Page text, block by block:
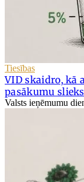
Tiesības
VID skaidro, kā
pasākumu
Valsts ieņēmumu